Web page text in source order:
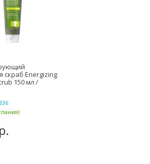
скраб Energizing
150 мл /